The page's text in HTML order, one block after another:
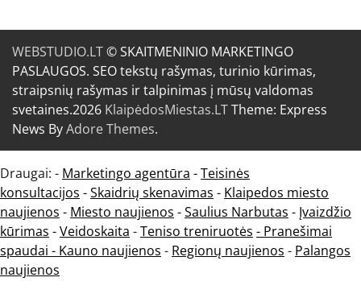
WEBSTUDIO.LT© SKAITMENINIO MARKETINGO
PASLAUGOS. SEO tekstų rašymas, turinio kūrimas,
straipsnių rašymas ir talpinimas į mūsų valdomas
svetaines.2026 KlaipėdosMiestas.LTTheme: Express
News ByAdore Themes.
Draugai: - Marketingo agentūra -Teisinės
konsultacijos -Skaidrių skenavimas - Klaipedos miesto
naujienos - Miesto naujienos -Saulius Narbutas - Įvaizdžio
kūrimas -Veidoskaita -Teniso treniruotės - Pranešimai
spaudai - Kauno naujienos - Regionų naujienos - Palangos
naujienos